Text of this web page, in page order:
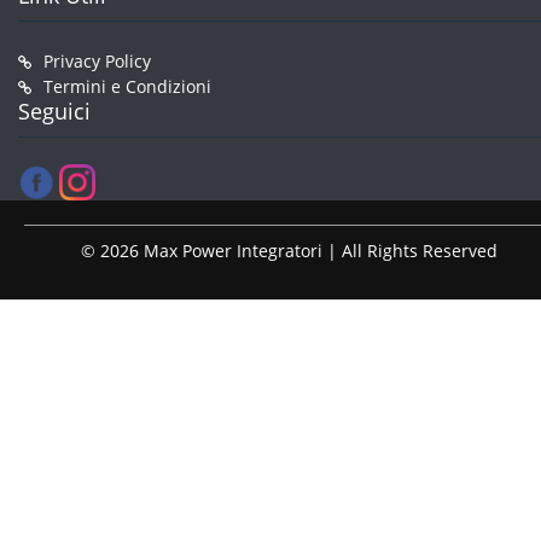
Privacy Policy
Termini e Condizioni
Seguici
© 2026 Max Power Integratori | All Rights Reserved